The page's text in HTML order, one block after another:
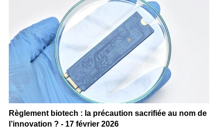
Règlement biotech : la précaution sacrifiée au nom de
l’innovation ? - 17 février 2026